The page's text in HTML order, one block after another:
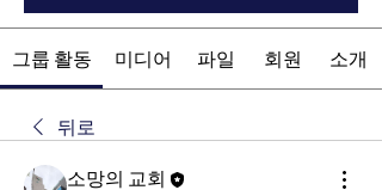
그룹 활동 미디어 파일 회원 소개
뒤로
소망의 교회